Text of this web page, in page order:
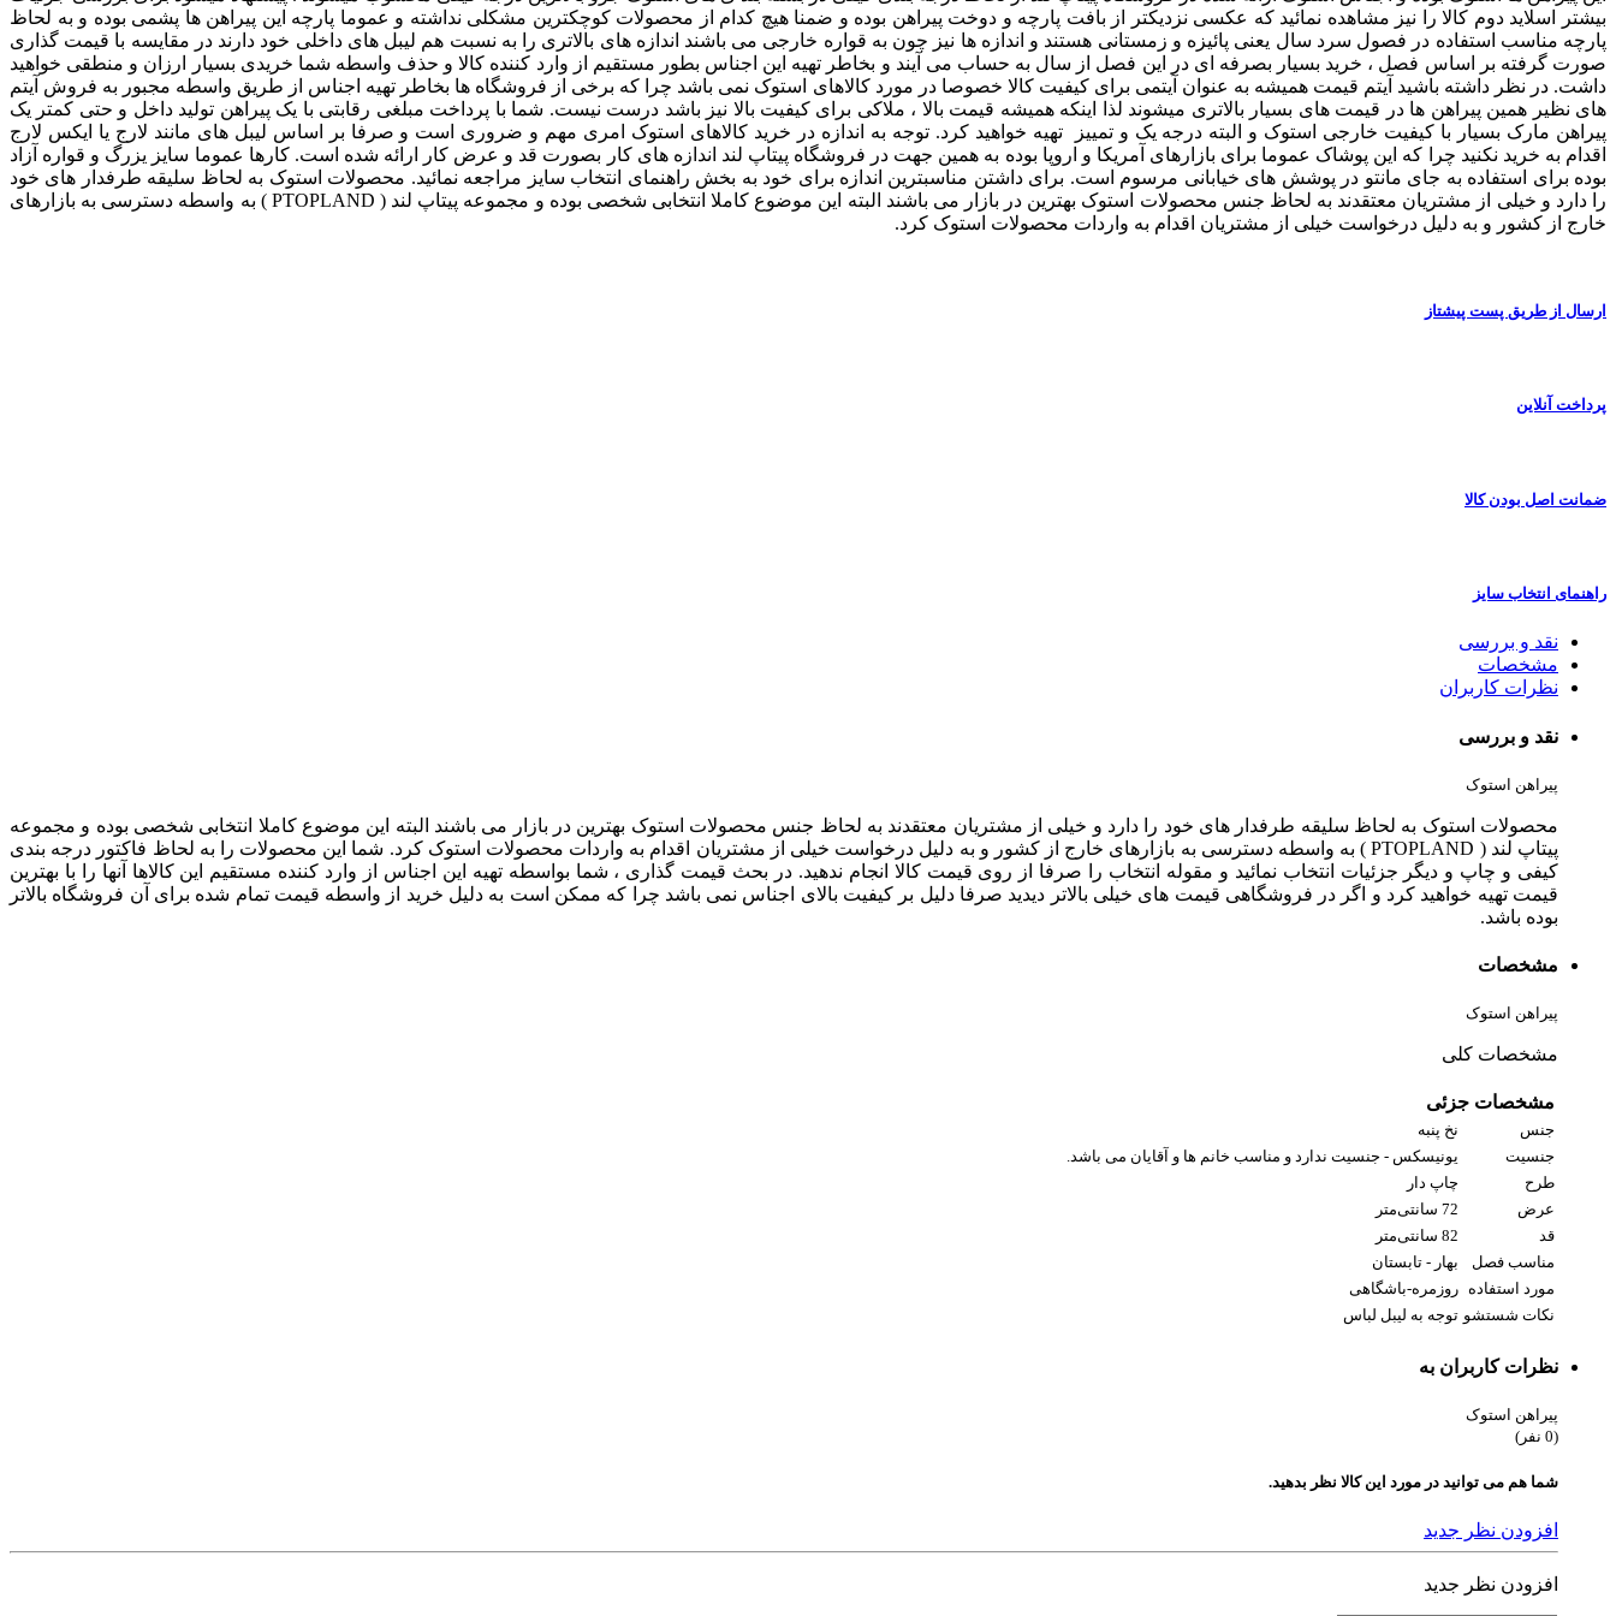
بیشتر اسلاید دوم کالا را نیز مشاهده نمائید که عکسی نزدیکتر از بافت پارچه و دوخت پیراهن بوده و ضمنا هیچ کدام از محصولات کوچکترین مشکلی نداشته و عموما پارچه این پیراهن ها پشمی بوده و به لحاظ
پارچه مناسب استفاده در فصول سرد سال یعنی پائیزه و زمستانی هستند و اندازه ها نیز چون به قواره خارجی می باشند اندازه های بالاتری را به نسبت هم لیبل های داخلی خود دارند در مقایسه با قیمت گذاری
صورت گرفته بر اساس فصل ، خرید بسیار بصرفه ای در این فصل از سال به حساب می آیند و بخاطر تهیه این اجناس بطور مستقیم از وارد کننده کالا و حذف واسطه شما خریدی بسیار ارزان و منطقی خواهید
داشت. در نظر داشته باشید آیتم قیمت همیشه به عنوان آیتمی برای کیفیت کالا خصوصا در مورد کالاهای استوک نمی باشد چرا که برخی از فروشگاه ها بخاطر تهیه اجناس از طریق واسطه مجبور به فروش آیتم
های نظیر همین پیراهن ها در قیمت های بسیار بالاتری میشوند لذا اینکه همیشه قیمت بالا ، ملاکی برای کیفیت بالا نیز باشد درست نیست. شما با پرداخت مبلغی رقابتی با یک پیراهن تولید داخل و حتی کمتر یک
پیراهن مارک بسیار با کیفیت خارجی استوک و البته درجه یک و تمییز تهیه خواهید کرد. توجه به اندازه در خرید کالاهای استوک امری مهم و ضروری است و صرفا بر اساس لیبل های مانند لارج یا ایکس لارج
اقدام به خرید نکنید چرا که این پوشاک عموما برای بازارهای آمریکا و اروپا بوده به همین جهت در فروشگاه پیتاپ لند اندازه های کار بصورت قد و عرض کار ارائه شده است. کارها عموما سایز یزرگ و قواره آزاد
بوده برای استفاده به جای مانتو در پوشش های خیابانی مرسوم است. برای داشتن مناسبترین اندازه برای خود به بخش راهنمای انتخاب سایز مراجعه نمائید. محصولات استوک به لحاظ سلیقه طرفدار های خود
را دارد و خیلی از مشتریان معتقدند به لحاظ جنس محصولات استوک بهترین در بازار می باشند البته این موضوع کاملا انتخابی شخصی بوده و مجموعه پیتاپ لند ( PTOPLAND ) به واسطه دسترسی به بازارهای
خارج از کشور و به دلیل درخواست خیلی از مشتریان اقدام به واردات محصولات استوک کرد.
ارسال از طریق پست پیشتاز
پرداخت آنلاین
ضمانت اصل بودن کالا
راهنمای انتخاب سایز
نقد و بررسی
مشخصات
نظرات کاربران
نقد و بررسی
پیراهن استوک
محصولات استوک به لحاظ سلیقه طرفدار های خود را دارد و خیلی از مشتریان معتقدند به لحاظ جنس محصولات استوک بهترین در بازار می باشند البته این موضوع کاملا انتخابی شخصی بوده و مجموعه
پیتاپ لند ( PTOPLAND ) به واسطه دسترسی به بازارهای خارج از کشور و به دلیل درخواست خیلی از مشتریان اقدام به واردات محصولات استوک کرد. شما این محصولات را به لحاظ فاکتور درجه بندی
کیفی و چاپ و دیگر جزئیات انتخاب نمائید و مقوله انتخاب را صرفا از روی قیمت کالا انجام ندهید. در بحث قیمت گذاری ، شما بواسطه تهیه این اجناس از وارد کننده مستقیم این کالاها آنها را با بهترین
قیمت تهیه خواهید کرد و اگر در فروشگاهی قیمت های خیلی بالاتر دیدید صرفا دلیل بر کیفیت بالای اجناس نمی باشد چرا که ممکن است به دلیل خرید از واسطه قیمت تمام شده برای آن فروشگاه بالاتر
بوده باشد.
مشخصات
پیراهن استوک
مشخصات کلی
مشخصات جزئی
جنس
نخ پنبه
جنسیت
یونیسکس - جنسیت ندارد و مناسب خانم ها و آقایان می باشد.
طرح
چاپ دار
عرض
72 سانتی‌متر
قد
82 سانتی‌متر
مناسب فصل
بهار - تابستان
مورد استفاده روزمره-باشگاهی
نکات شستشو توجه به لیبل لباس
نظرات کاربران به
پیراهن استوک
(0 نفر)
شما هم می توانید در مورد این کالا نظر بدهید.
افزودن نظر جدید
افزودن نظر جدید